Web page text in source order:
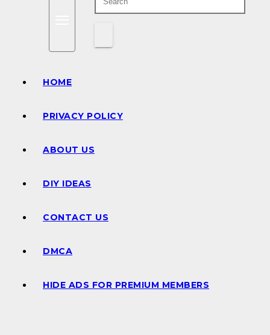
HOME
PRIVACY POLICY
ABOUT US
DIY IDEAS
CONTACT US
DMCA
HIDE ADS FOR PREMIUM MEMBERS